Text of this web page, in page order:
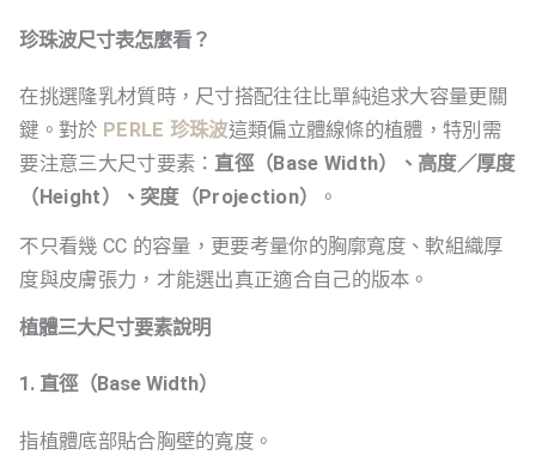
珍珠波尺寸表怎麼看？
在挑選隆乳材質時，尺寸搭配往往比單純追求大容量更關
鍵。對於 PERLE 珍珠波這類偏立體線條的植體，特別需
要注意三大尺寸要素： 直徑（Base Width）、高度／厚度
（Height）、突度（Projection）
。
不只看幾 CC 的容量，更要考量你的胸廓寬度、軟組織厚
度與皮膚張力，才能選出真正適合自己的版本。
植體三大尺寸要素說明
1. 直徑（Base Width）
指植體底部貼合胸壁的寬度。